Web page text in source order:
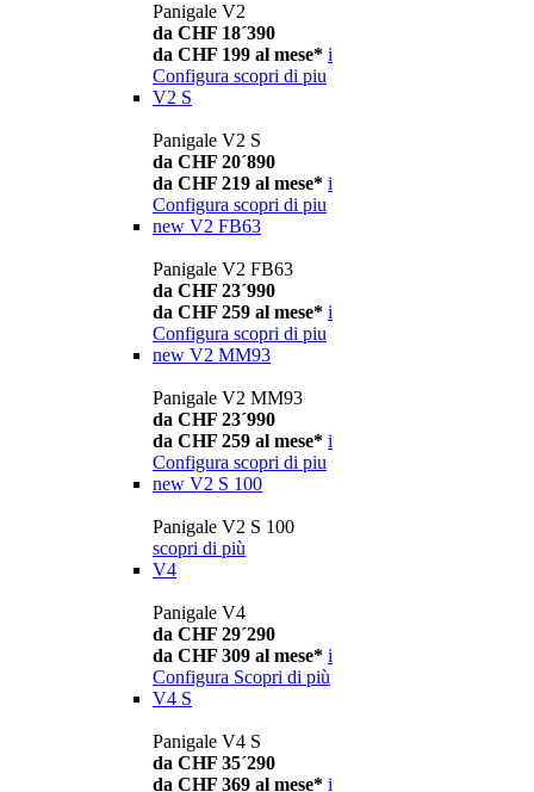
Panigale V2
da CHF 18´390
da CHF 199 al mese* i
Configura scopri di piu
V2 S
Panigale V2 S
da CHF 20´890
da CHF 219 al mese* i
Configura scopri di piu
new V2 FB63
Panigale V2 FB63
da CHF 23´990
da CHF 259 al mese* i
Configura scopri di piu
new V2 MM93
Panigale V2 MM93
da CHF 23´990
da CHF 259 al mese* i
Configura scopri di piu
new V2 S 100
Panigale V2 S 100
scopri di più
V4
Panigale V4
da CHF 29´290
da CHF 309 al mese* i
Configura Scopri di più
V4 S
Panigale V4 S
da CHF 35´290
da CHF 369 al mese* i